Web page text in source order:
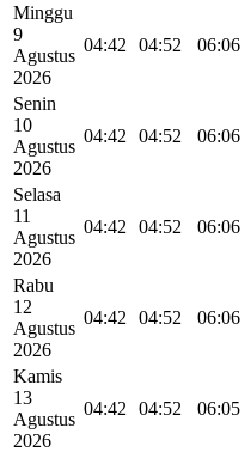
Minggu
9
Agustus
2026
04:42 04:52 06:06
Senin
10
Agustus
2026
04:42 04:52 06:06
Selasa
11
Agustus
2026
04:42 04:52 06:06
Rabu
12
Agustus
2026
04:42 04:52 06:06
Kamis
13
Agustus
2026
04:42 04:52 06:05